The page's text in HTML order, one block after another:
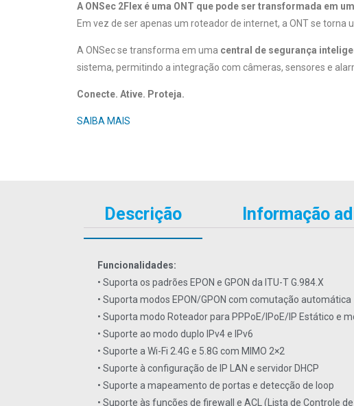
A ONSec 2Flex é uma ONT que pode ser transformada em
Em vez de ser apenas um roteador de internet, a ONT se
A ONSec se transforma em uma central de segurança
sistema, permitindo a integração com câmeras, sensores e
Conecte. Ative. Proteja.
SAIBA MAIS
Descrição Informação
Funcionalidades:
• Suporta os padrões EPON e GPON da ITU-T G.984.X
• Suporta modos EPON/GPON com comutação automática
• Suporta modo Roteador para PPPoE/IPoE/IP Estático e
• Suporte ao modo duplo IPv4 e IPv6
• Suporte a Wi-Fi 2.4G e 5.8G com MIMO 2×2
• Suporte à configuração de IP LAN e servidor DHCP
• Suporte a mapeamento de portas e detecção de loop
• Suporte às funções de firewall e ACL (Lista de Controle